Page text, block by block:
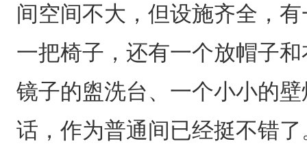
间空间不大，但设施齐全，
一把椅子，还有一个放帽子
镜子的盥洗台、一个小小的
话，作为普通间已经挺不错了